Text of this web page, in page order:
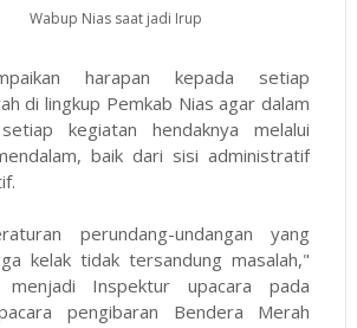
Wabup Nias saat jadi Irup
harapan kepada setiap
di lingkup Pemkab Nias agar dalam
setiap kegiatan hendaknya melalui
baik dari sisi administratif
perundang-undangan yang
kelak tidak tersandung masalah,"
Inspektur upacara pada
pengibaran Bendera Merah